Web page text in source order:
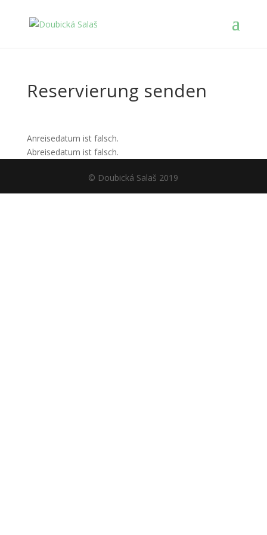
Reservierung senden
Anreisedatum ist falsch.
Abreisedatum ist falsch.
© Doubická Salaš 2019